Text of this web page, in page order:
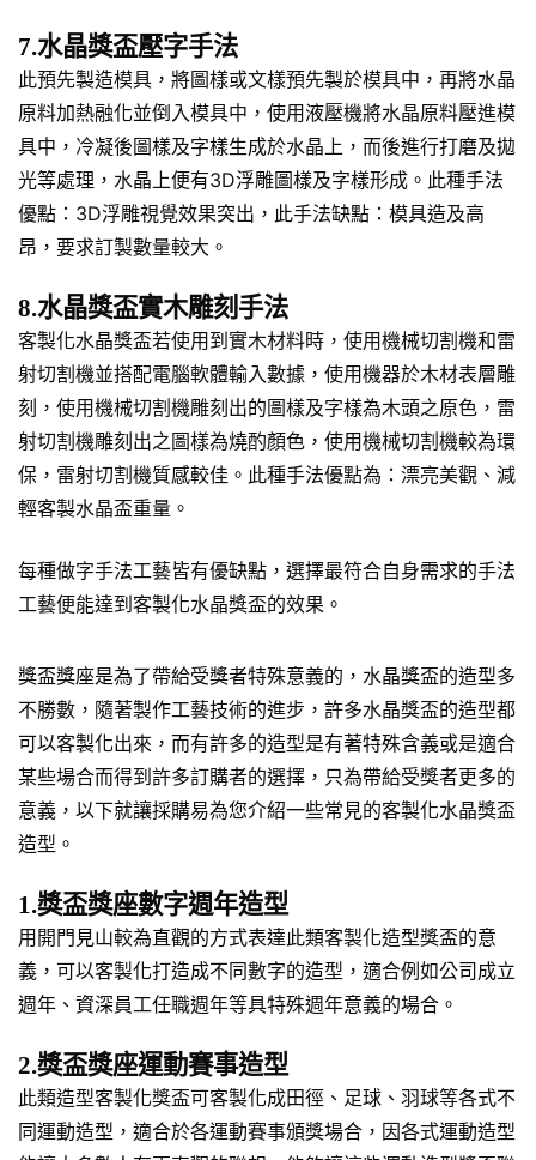
7.水晶獎盃壓字手法
此預先製造模具，將圖樣或文樣預先製於模具中，再將水晶
原料加熱融化並倒入模具中，使用液壓機將水晶原料壓進模
具中，冷凝後圖樣及字樣生成於水晶上，而後進行打磨及拋
光等處理，水晶上便有3D浮雕圖樣及字樣形成。此種手法
優點：3D浮雕視覺效果突出，此手法缺點：模具造及高
昂，要求訂製數量較大。
8.水晶獎盃實木雕刻手法
客製化水晶獎盃若使用到實木材料時，使用機械切割機和雷
射切割機並搭配電腦軟體輸入數據，使用機器於木材表層雕
刻，使用機械切割機雕刻出的圖樣及字樣為木頭之原色，雷
射切割機雕刻出之圖樣為燒酌顏色，使用機械切割機較為環
保，雷射切割機質感較佳。此種手法優點為：漂亮美觀、減
輕客製水晶盃重量。
每種做字手法工藝皆有優缺點，選擇最符合自身需求的手法
工藝便能達到客製化水晶獎盃的效果。
獎盃獎座是為了帶給受獎者特殊意義的，水晶獎盃的造型多
不勝數，隨著製作工藝技術的進步，許多水晶獎盃的造型都
可以客製化出來，而有許多的造型是有著特殊含義或是適合
某些場合而得到許多訂購者的選擇，只為帶給受獎者更多的
意義，以下就讓採購易為您介紹一些常見的客製化水晶獎盃
造型。
1.獎盃獎座數字週年造型
用開門見山較為直觀的方式表達此類客製化造型獎盃的意
義，可以客製化打造成不同數字的造型，適合例如公司成立
週年、資深員工任職週年等具特殊週年意義的場合。
2.獎盃獎座運動賽事造型
此類造型客製化獎盃可客製化成田徑、足球、羽球等各式不
同運動造型，適合於各運動賽事頒獎場合，因各式運動造型